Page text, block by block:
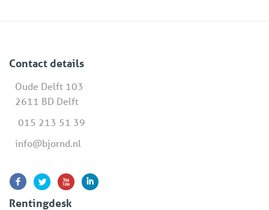
Contact details
Oude Delft 103
2611 BD Delft
015 213 51 39
info@bjornd.nl
Rentingdesk